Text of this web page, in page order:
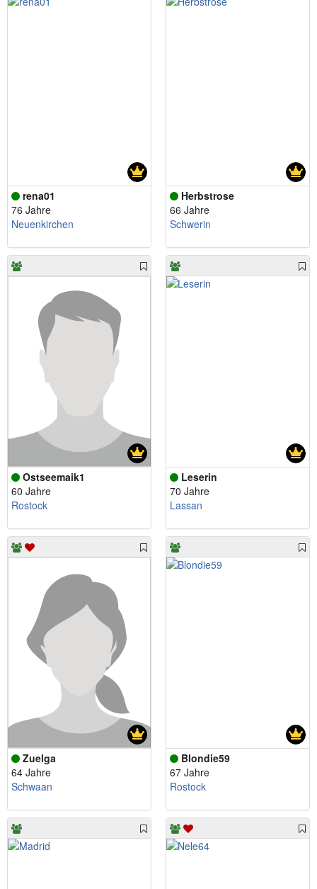
rena01
76 Jahre
Neuenkirchen
Herbstrose
66 Jahre
Schwerin
Ostseemaik1
60 Jahre
Rostock
Leserin
70 Jahre
Lassan
Zuelga
64 Jahre
Schwaan
Blondie59
67 Jahre
Rostock